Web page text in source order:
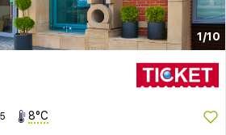
1/10
8°C